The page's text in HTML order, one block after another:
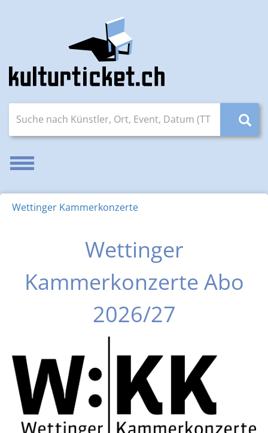
Navigation aktivieren/deaktivieren
Wettinger Kammerkonzerte
Wettinger
Kammerkonzerte Abo
2026/27